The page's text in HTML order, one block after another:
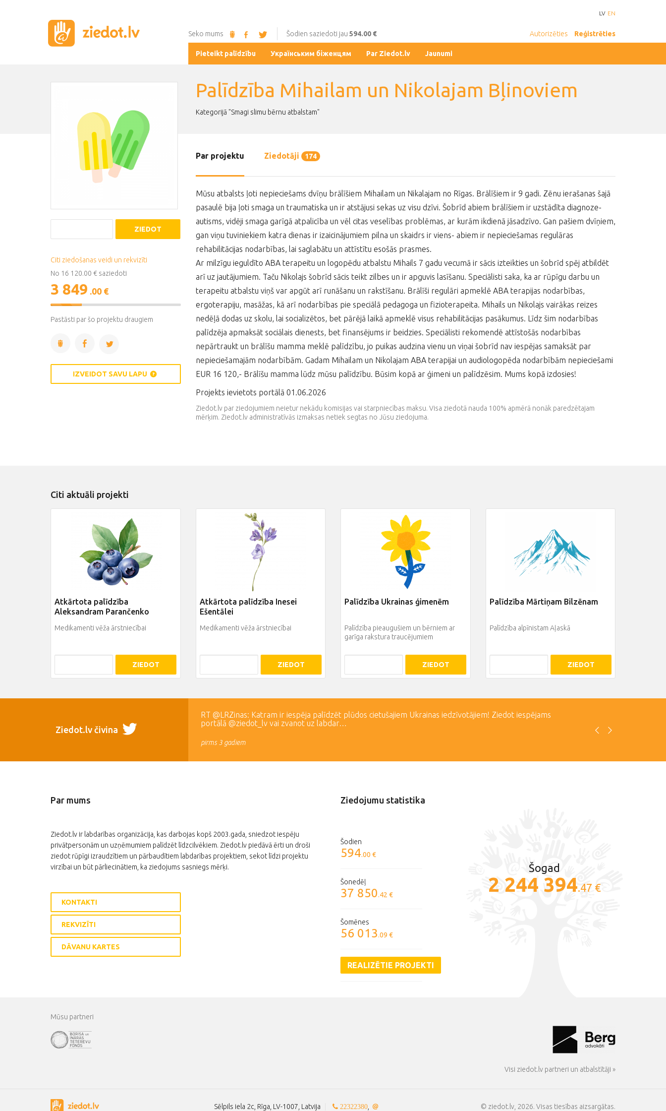
LV EN
Seko mums Šodien saziedoti jau 594.00 € Autorizēties Reģistrēties
Pieteikt palīdzību Українським біженцям Par Ziedot.lv Jaunumi
Palīdzība Mihailam un Nikolajam Bļinoviem
Kategorijā "Smagi slimu bērnu atbalstam"
ZIEDOT
Citi ziedošanas veidi un rekvizīti
No 16 120.00 € saziedoti
3 849 .00 €
24%
Complete
Pastāsti par šo projektu draugiem
IZVEIDOT SAVU LAPU
Par projektu Ziedotāji 174
Mūsu atbalsts ļoti nepieciešams dvīņu brālīšiem Mihailam un Nikalajam no Rīgas. Brālīšiem ir 9 gadi. Zēnu ierašanas šajā
pasaulē bija ļoti smaga un traumatiska un ir atstājusi sekas uz visu dzīvi. Šobrīd abiem brālīšiem ir uzstādīta diagnoze-
autisms, vidēji smaga garīgā atpalicība un vēl citas veselības problēmas, ar kurām ikdienā jāsadzīvo. Gan pašiem dvīņiem,
gan viņu tuviniekiem katra dienas ir izaicinājumiem pilna un skaidrs ir viens- abiem ir nepieciešamas regulāras
rehabilitācijas nodarbības, lai saglabātu un attīstītu esošās prasmes.
Ar milzīgu ieguldīto ABA terapeitu un logopēdu atbalstu Mihails 7 gadu vecumā ir sācis izteikties un šobrīd spēj atbildēt
arī uz jautājumiem. Taču Nikolajs šobrīd sācis teikt zilbes un ir apguvis lasīšanu. Speciālisti saka, ka ar rūpīgu darbu un
terapeitu atbalstu viņš var apgūt arī runāšanu un rakstīšanu. Brālīši regulāri apmeklē ABA terapijas nodarbības,
ergoterapiju, masāžas, kā arī nodarbības pie speciālā pedagoga un fizioterapeita. Mihails un Nikolajs vairākas reizes
nedēļā dodas uz skolu, lai socializētos, bet pārējā laikā apmeklē visus rehabilitācijas pasākumus. Līdz šim nodarbības
palīdzēja apmaksāt sociālais dienests, bet finansējums ir beidzies. Speciālisti rekomendē attīstošās nodarbības
nepārtraukt un brālīšu mamma meklē palīdzību, jo puikas audzina vienu un viņai šobrīd nav iespējas samaksāt par
nepieciešamajām nodarbībām. Gadam Mihailam un Nikolajam ABA terapijai un audiologopēda nodarbībām nepieciešami
EUR 16 120,- Brālīšu mamma lūdz mūsu palīdzību. Būsim kopā ar ģimeni un palīdzēsim. Mums kopā izdosies!
Projekts ievietots portālā 01.06.2026
Ziedot.lv par ziedojumiem neietur nekādu komisijas vai starpniecības maksu. Visa ziedotā nauda 100% apmērā nonāk paredzētajam
mērķim. Ziedot.lv administratīvās izmaksas netiek segtas no Jūsu ziedojuma.
Citi aktuāli projekti
Atkārtota palīdzība
Aleksandram Parančenko
Medikamenti vēža ārstniecībai
ZIEDOT
Atkārtota palīdzība Inesei
Ešentālei
Medikamenti vēža ārstniecībai
ZIEDOT
Palīdzība Ukrainas ģimenēm
Palīdzība pieaugušiem un bērniem ar
garīga rakstura traucējumiem
ZIEDOT
Palīdzība Mārtiņam Bilzēnam
Palīdzība alpīnistam Aļaskā
ZIEDOT
Ziedot.lv čivina
RT @LRZinas: Katram ir iespēja palīdzēt plūdos cietušajiem Ukrainas iedzīvotājiem! Ziedot iespējams
portālā @ziedot_lv vai zvanot uz labdar…
pirms 3 gadiem
Par mums
Ziedot.lv ir labdarības organizācija, kas darbojas kopš 2003.gada, sniedzot iespēju
privātpersonām un uzņēmumiem palīdzēt līdzcilvēkiem. Ziedot.lv piedāvā ērti un droši
ziedot rūpīgi izraudzītiem un pārbaudītiem labdarības projektiem, sekot līdzi projektu
virzībai un būt pārliecinātiem, ka ziedojums sasniegs mērķi.
KONTAKTI
REKVIZĪTI
DĀVANU KARTES
Ziedojumu statistika
Šodien
594.00 €
Šonedēļ
37 850.42 €
Šomēnes
56 013.09 €
REALIZĒTIE PROJEKTI
Šogad
2 244 394.47 €
Mūsu partneri
Visi ziedot.lv partneri un atbalstītāji »
Sēlpils iela 2c, Rīga, LV-1007, Latvija 22322380 © ziedot.lv, 2026. Visas tiesības aizsargātas.